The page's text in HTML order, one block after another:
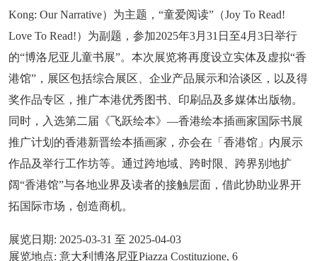
Kong: Our Narrative）为主题，“童爱阅读”（Joy To Read!
Love To Read!）为副题，参加2025年3月31日至4月3日举行
的“博洛尼亚儿童书展”。本次展览将再度设立实体及虚拟“香
港馆”，展区包括综合展区、企业产品展示和洽谈区，以及得
奖作品专区，推广本港优秀图书、印刷品及多媒体出版物。
同时，入选第二届《飞跃绘本》—香港绘本插画家国际书展
推广计划的香港新晋绘本插画家，亦会在「香港馆」内展示
作品及举行工作坊等。通过跨地域、跨时限、跨界别地扩
阔“香港馆”与各地业界及读者的接触层面，借此协助业界开
拓国际市场，创造商机。
展览日期: 2025-03-31 至 2025-04-03
展览地点: 意大利博洛尼亚Piazza Costituzione, 6